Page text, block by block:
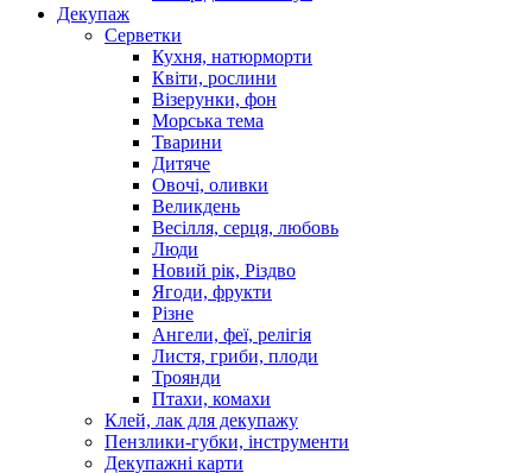
Декупаж
Серветки
Кухня, натюрморти
Квіти, рослини
Візерунки, фон
Морська тема
Тварини
Дитяче
Овочі, оливки
Великдень
Весілля, серця, любовь
Люди
Новий рік, Різдво
Ягоди, фрукти
Різне
Ангели, феї, релігія
Листя, гриби, плоди
Троянди
Птахи, комахи
Клей, лак для декупажу
Пензлики-губки, інструменти
Декупажні карти